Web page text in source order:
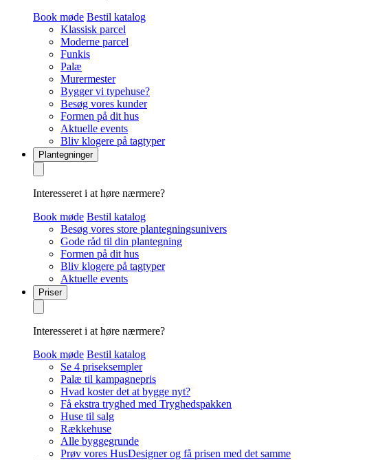
Book møde Bestil katalog
Klassisk parcel
Moderne parcel
Funkis
Palæ
Murermester
Bygger vi typehuse?
Besøg vores kunder
Formen på dit hus
Aktuelle events
Bliv klogere på tagtyper
Plantegninger
Interesseret i at høre nærmere?
Book møde Bestil katalog
Besøg vores store plantegningsunivers
Gode råd til din plantegning
Formen på dit hus
Bliv klogere på tagtyper
Aktuelle events
Priser
Interesseret i at høre nærmere?
Book møde Bestil katalog
Se 4 priseksempler
Palæ til kampagnepris
Hvad koster det at bygge nyt?
Få ekstra tryghed med Tryghedspakken
Huse til salg
Rækkehuse
Alle byggegrunde
Prøv vores HusDesigner og få prisen med det samme